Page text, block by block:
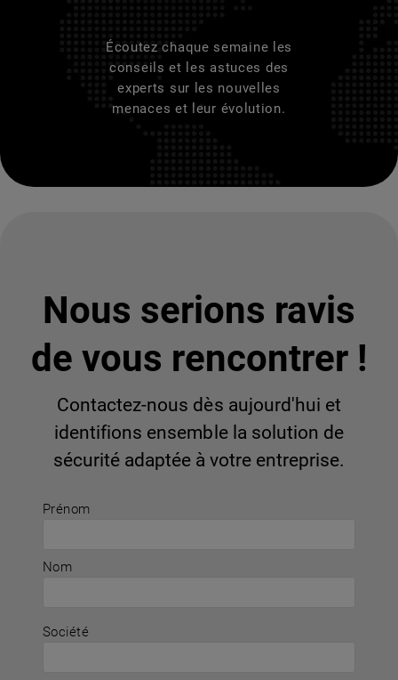
Écoutez chaque semaine les
conseils et les astuces des
experts sur les nouvelles
menaces et leur évolution.
Prénom
Nom
Société
Nous serions ravis
de vous rencontrer !
Contactez-nous dès aujourd'hui et
identifions ensemble la solution de
sécurité adaptée à votre entreprise.